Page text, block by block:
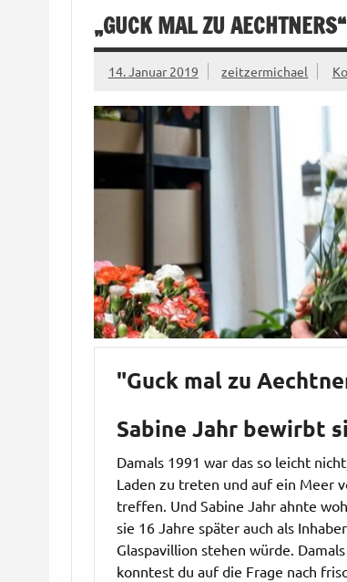
„GUCK MAL ZU AECHTNERS“
14. Januar 2019 zeitzermichael
"Guck mal zu
Sabine Jahr bewirbt
Damals 1991 war das so leicht
Laden zu treten und auf ein Meer
treffen. Und Sabine Jahr ahnte
sie 16 Jahre später auch als
Glaspavillion stehen würde.
konntest du auf die Frage nach